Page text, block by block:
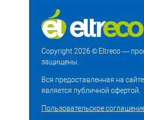
Copyright 2026 © Eltreco —
защищены.
Вся предоставленная на
является публичной офертой.
Пользовательское